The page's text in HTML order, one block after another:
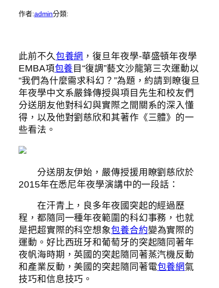
作者:admin分類:
此前不久包養網 ，復旦年夜學-華盛頓年夜學
EMBA項包養 目“復調”藝文沙龍第三次運動以
“我們為什麼需求科幻？”為題，約請到瞭復旦
年夜學中文系嚴鋒傳授與項目先生和校友們
分送朋友他對科幻與實際之間關系的深入懂
得，以及他對劉慈欣和其著作《三體》的一
些看法。
分送朋友伊始，嚴傳授援用瞭劉慈欣於
2015年在悉尼年夜學演講中的一段話：
在汗青上，良多年夜國突起的經過歷
程，都隨同一種年夜範圍的科幻事務，也就
是把超實際的科空想象包養合約變為實際的
運動。好比西班牙和葡萄牙的突起隨同著年
夜帆海時期，英國的突起隨同著蒸汽機反動
和產業反動，美國的突起隨同著電包養網氣
技巧和信息技巧。